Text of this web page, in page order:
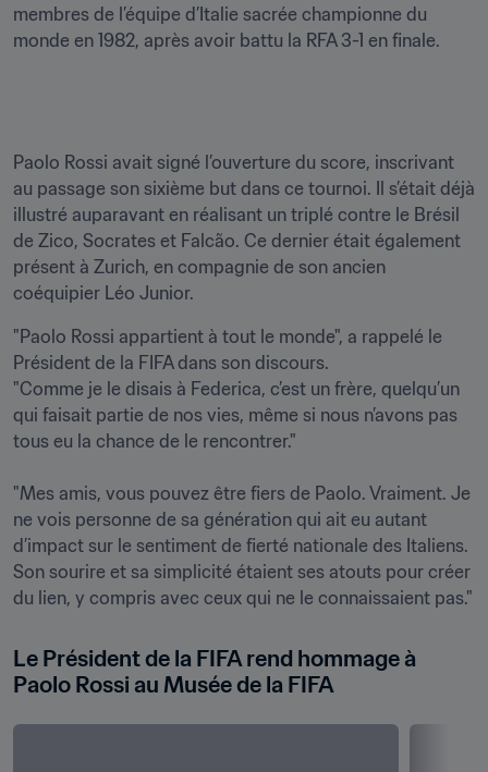
membres de l’équipe d’Italie sacrée championne du
monde en 1982, après avoir battu la RFA 3-1 en finale.
Paolo Rossi avait signé l’ouverture du score, inscrivant
au passage son sixième but dans ce tournoi. Il s’était déjà
illustré auparavant en réalisant un triplé contre le Brésil
de Zico, Socrates et Falcão. Ce dernier était également
présent à Zurich, en compagnie de son ancien
coéquipier Léo Junior.
"Paolo Rossi appartient à tout le monde", a rappelé le
Président de la FIFA dans son discours.
"Comme je le disais à Federica, c’est un frère, quelqu’un
qui faisait partie de nos vies, même si nous n’avons pas
tous eu la chance de le rencontrer."
"Mes amis, vous pouvez être fiers de Paolo. Vraiment. Je
ne vois personne de sa génération qui ait eu autant
d’impact sur le sentiment de fierté nationale des Italiens.
Son sourire et sa simplicité étaient ses atouts pour créer
du lien, y compris avec ceux qui ne le connaissaient pas."
Le Président de la FIFA rend hommage à
Paolo Rossi au Musée de la FIFA